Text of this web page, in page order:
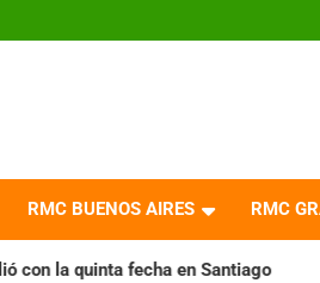
RMC BUENOS AIRES RMC
fecha en Santiago IAME